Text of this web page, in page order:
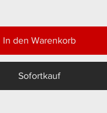
In den Warenkorb
Sofortkauf